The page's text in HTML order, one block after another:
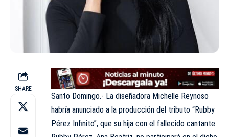
SHARE
Santo Domingo.- La diseñadora Michelle Reynoso
habría anunciado a la producción del tributo “Rubby
Pérez Infinito”, que su hija con el fallecido cantante